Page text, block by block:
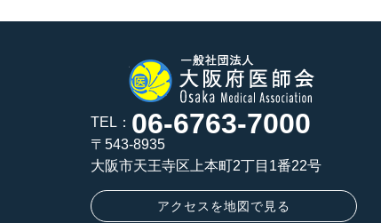
TEL： 06-6763-7000
〒543-8935
大阪市天王寺区上本町2丁目1番22号
アクセスを地図で見る